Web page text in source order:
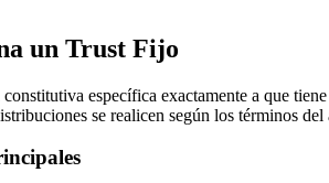
un Trust Fijo
específica exactamente a que
se realicen según los términos